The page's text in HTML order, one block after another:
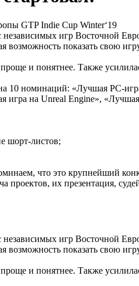
GTP Indie Cup Winter‘19
независимых игр Восточной
возможность показать свою
проще и понятнее. Также
10 номинаций: «Лучшая PC-
игра на Unreal Engine»,
шорт-листов;
что это крупнейший
проектов, их презентация,
независимых игр Восточной
возможность показать свою
проще и понятнее. Также